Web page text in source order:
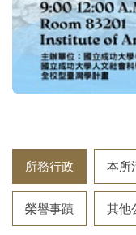
所務行政 本所
榮譽事蹟 其他